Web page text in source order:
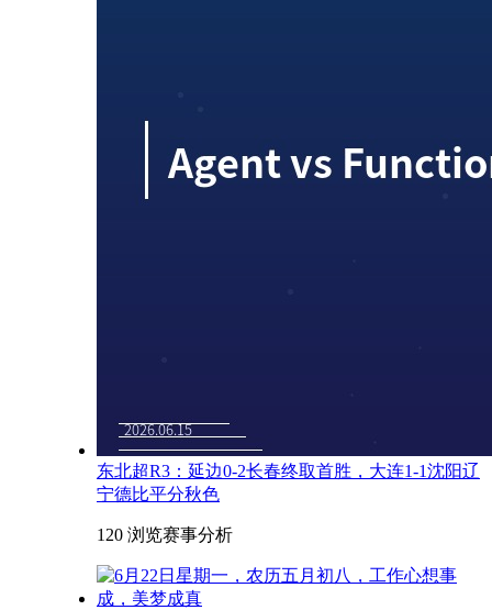
东北超R3：延边0-2长春终取首胜，大连1-1沈阳辽
宁德比平分秋色
120 浏览赛事分析